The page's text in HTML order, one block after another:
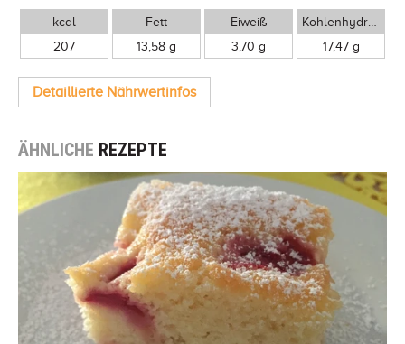
kcal
207
Fett
13,58 g
Eiweiß
3,70 g
17,47 g
Detaillierte Nährwertinfos
ÄHNLICHE REZEPTE